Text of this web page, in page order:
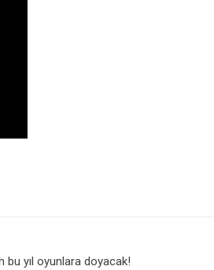
bu yıl oyunlara doyacak!